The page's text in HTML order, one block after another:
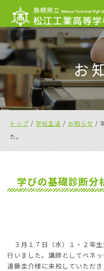
このページの本文へ
お
現
在
の
置：
トップ / 学校生活 / お知らせ /
た。
学びの基礎診断分
３月１７日（水）１・２年
行いました。講師としてベネ
遠藤圭介様に来校していただ